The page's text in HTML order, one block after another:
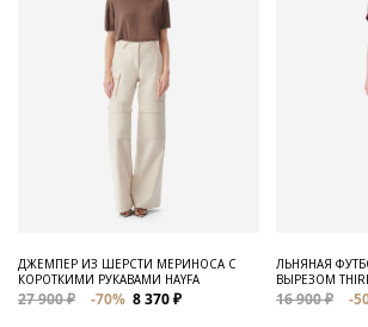
ДЖЕМПЕР ИЗ ШЕРСТИ МЕРИНОСА С
КОРОТКИМИ РУКАВАМИ HAYFA
27 900 ₽ -70% 8 370 ₽
ЛЬНЯНАЯ
ВЫРЕЗОМ
16 900 ₽ -